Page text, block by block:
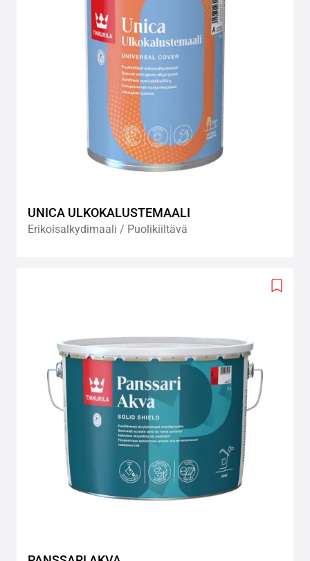
UNICA ULKOKALUSTEMAALI
Erikoisalkydimaali / Puolikiiltävä
Add